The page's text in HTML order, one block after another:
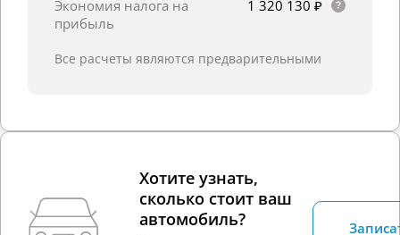
Экономия налога на
прибыль
1 320 130 ₽
Все расчеты являются предварительными
Хотите узнать,
сколько стоит ваш
автомобиль?